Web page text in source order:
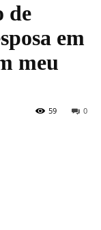
de
em
meu
0
59